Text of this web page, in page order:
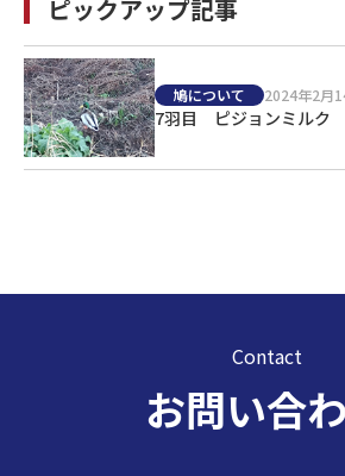
ピックアップ記事
鳩について 2024年2月
7羽目 ピジョンミルク
Contact
お問い合